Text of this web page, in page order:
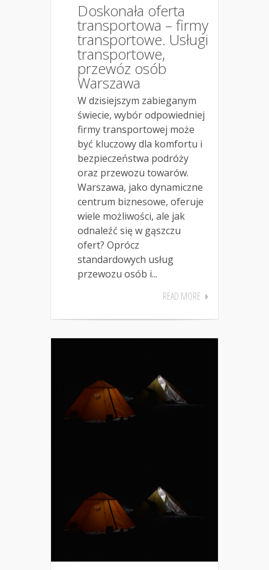
Doskonała oferta
transportowa – firmy
transportowe. Usługi
transportowe,
przewóz osób
Warszawa
W dzisiejszym zabieganym
świecie, wybór odpowiedniej
firmy transportowej może
być kluczowy dla komfortu i
bezpieczeństwa podróży
oraz przewozu towarów.
Warszawa, jako dynamiczne
centrum biznesowe, oferuje
wiele możliwości, ale jak
odnaleźć się w gąszczu
ofert? Oprócz
standardowych usług
przewozu osób i...
READ MORE